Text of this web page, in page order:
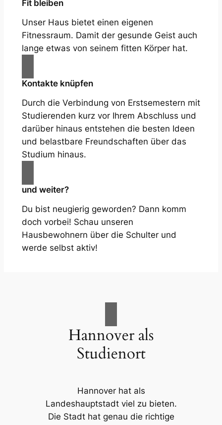
Fit bleiben
Unser Haus bietet einen eigenen
Fitnessraum. Damit der gesunde Geist auch
lange etwas von seinem fitten Körper hat.
Kontakte knüpfen
Durch die Verbindung von Erstsemestern mit
Studierenden kurz vor Ihrem Abschluss und
darüber hinaus entstehen die besten Ideen
und belastbare Freundschaften über das
Studium hinaus.
und weiter?
Du bist neugierig geworden? Dann komm
doch vorbei! Schau unseren
Hausbewohnern über die Schulter und
werde selbst aktiv!
Hannover als
Studienort
Hannover hat als
Landeshauptstadt viel zu bieten.
Die Stadt hat genau die richtige